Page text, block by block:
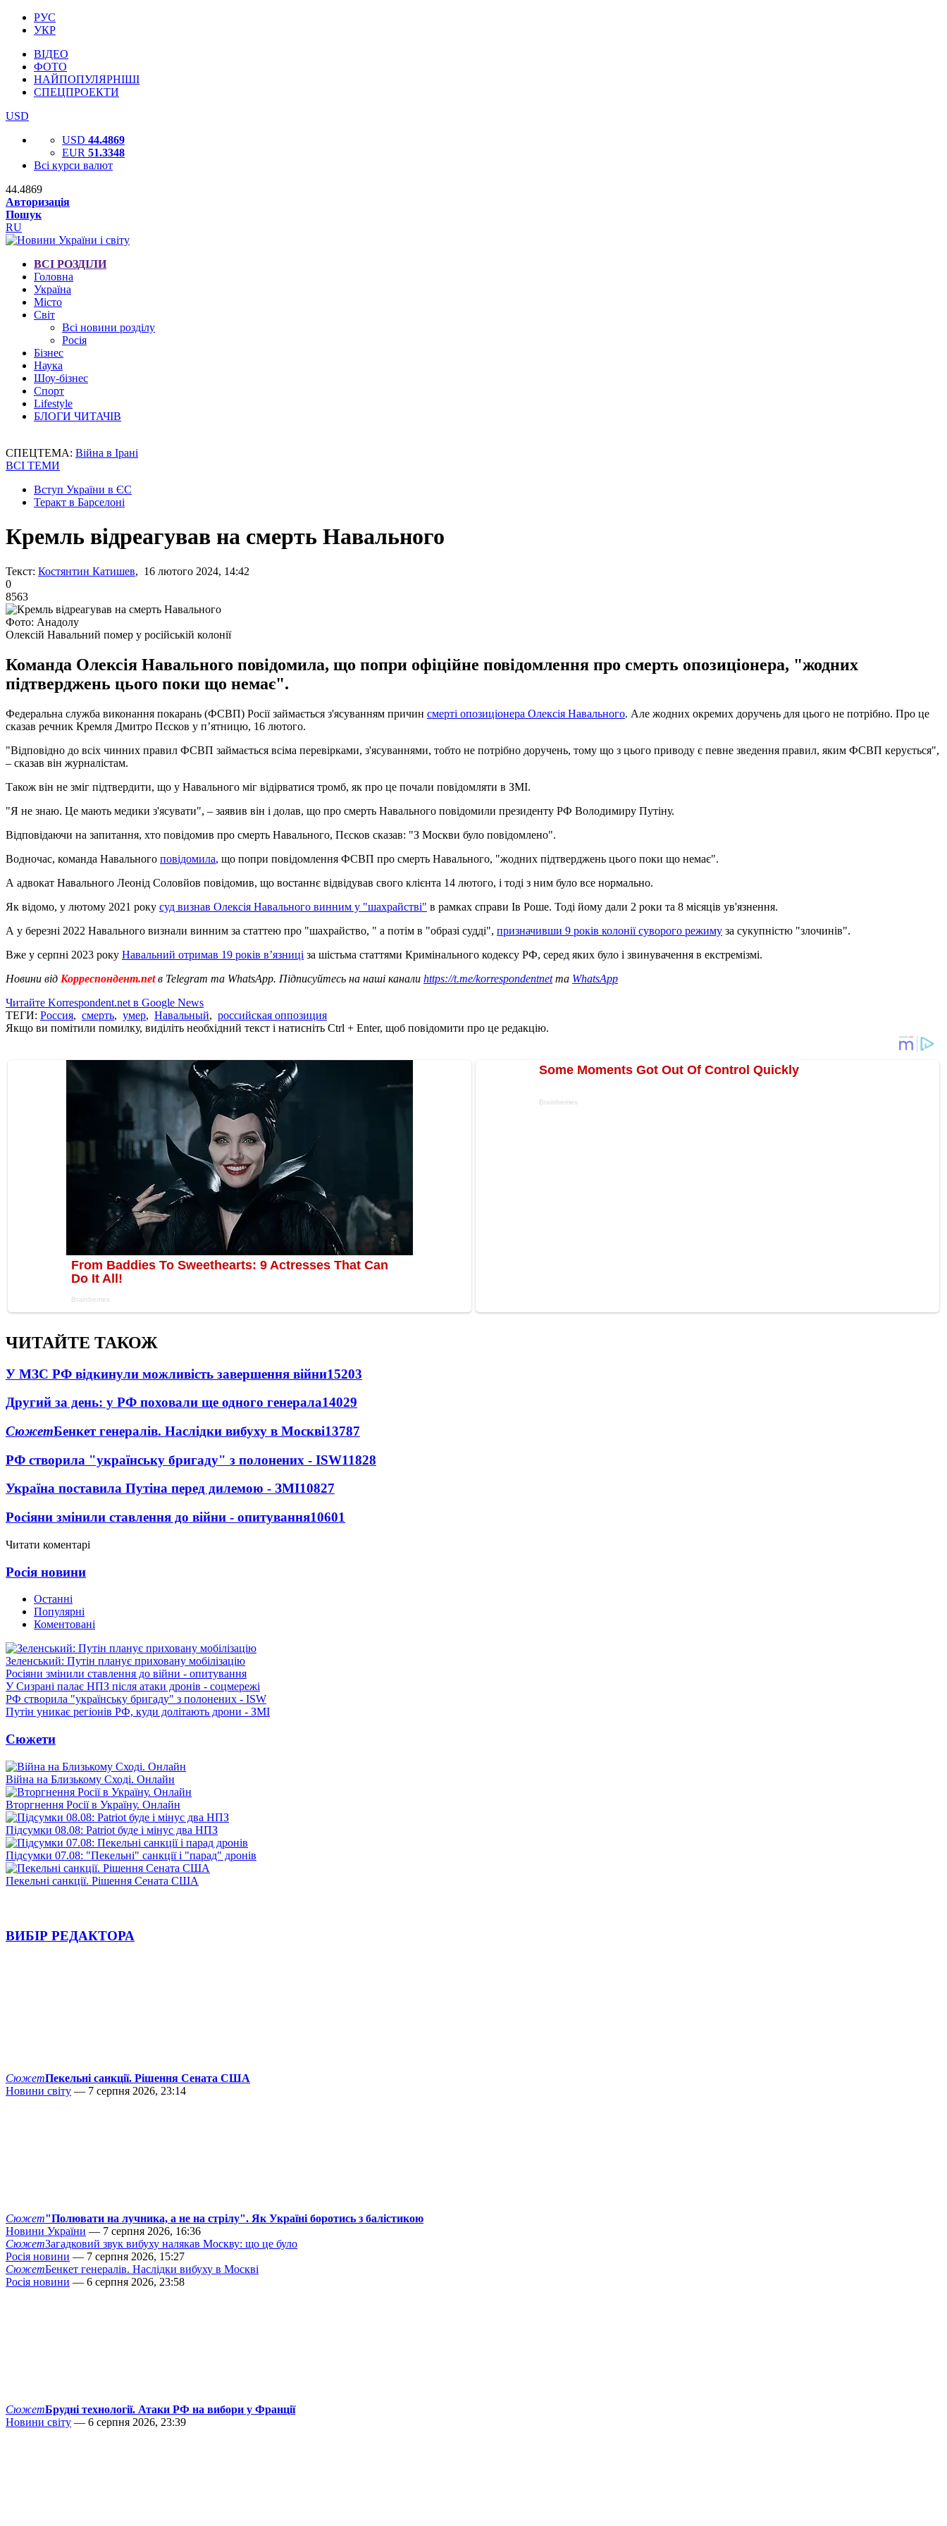
РУС
УКР
ВІДЕО
ФОТО
НАЙПОПУЛЯРНІШІ
СПЕЦПРОЕКТИ
USD
USD 44.4869
EUR 51.3348
Всі курси валют
44.4869
Авторизація
Пошук
RU
ВСІ РОЗДІЛИ
Головна
Україна
Місто
Світ
Всі новини розділу
Росія
Бізнес
Наука
Шоу-бізнес
Спорт
Lifestyle
БЛОГИ ЧИТАЧІВ
СПЕЦТЕМА: Війна в Ірані
ВСІ ТЕМИ
Вступ України в ЄС
Теракт в Барселоні
Кремль відреагував на смерть Навального
Текст: Костянтин Катишев, 16 лютого 2024, 14:42
0
8563
Фото: Анадолу
Олексій Навальний помер у російській колонії
Команда Олексія Навального повідомила, що попри офіційне повідомлення про смерть опозиціонера, "жодних
підтверджень цього поки що немає".
Федеральна служба виконання покарань (ФСВП) Росії займається з'ясуванням причин смерті опозиціонера Олексія Навального. Але жодних окремих доручень для цього не потрібно. Про це
сказав речник Кремля Дмитро Пєсков у п’ятницю, 16 лютого.
"Відповідно до всіх чинних правил ФСВП займається всіма перевірками, з'ясуваннями, тобто не потрібно доручень, тому що з цього приводу є певне зведення правил, яким ФСВП керується",
– сказав він журналістам.
Також він не зміг підтвердити, що у Навального міг відірватися тромб, як про це почали повідомляти в ЗМІ.
"Я не знаю. Це мають медики з'ясувати", – заявив він і долав, що про смерть Навального повідомили президенту РФ Володимиру Путіну.
Відповідаючи на запитання, хто повідомив про смерть Навального, Пєсков сказав: "З Москви було повідомлено".
Водночас, команда Навального повідомила, що попри повідомлення ФСВП про смерть Навального, "жодних підтверджень цього поки що немає".
А адвокат Навального Леонід Соловйов повідомив, що востаннє відвідував свого клієнта 14 лютого, і тоді з ним було все нормально.
Як відомо, у лютому 2021 року суд визнав Олексія Навального винним у "шахрайстві" в рамках справи Ів Роше. Тоді йому дали 2 роки та 8 місяців ув'язнення.
А у березні 2022 Навального визнали винним за статтею про "шахрайство, " а потім в "образі судді", призначивши 9 років колонії суворого режиму за сукупністю "злочинів".
Вже у серпні 2023 року Навальний отримав 19 років в’язниці за шістьма статтями Кримінального кодексу РФ, серед яких було і звинувачення в екстремізмі.
Новини від Корреспондент.netв Telegram та WhatsApp. Підписуйтесь на наші канали https://t.me/korrespondentnetта WhatsApp
Читайте Korrespondent.net в Google News
ТЕГИ: Россия, смерть, умер, Навальный, российская оппозиция
Якщо ви помітили помилку, виділіть необхідний текст і натисніть Ctrl + Enter, щоб повідомити про це редакцію.
ЧИТАЙТЕ ТАКОЖ
У МЗС РФ відкинули можливість завершення війни15203
Другий за день: у РФ поховали ще одного генерала14029
СюжетБенкет генералів. Наслідки вибуху в Москві13787
РФ створила "українську бригаду" з полонених - ISW11828
Україна поставила Путіна перед дилемою - ЗМІ10827
Росіяни змінили ставлення до війни - опитування10601
Читати коментарі
Росія новини
Останні
Популярні
Коментовані
Зеленський: Путін планує приховану мобілізацію
Росіяни змінили ставлення до війни - опитування
У Сизрані палає НПЗ після атаки дронів - соцмережі
РФ створила "українську бригаду" з полонених - ISW
Путін уникає регіонів РФ, куди долітають дрони - ЗМІ
Сюжети
Війна на Близькому Сході. Онлайн
Вторгнення Росії в Україну. Онлайн
Підсумки 08.08: Patriot буде і мінус два НПЗ
Підсумки 07.08: "Пекельні" санкції і "парад" дронів
Пекельні санкції. Рішення Сената США
ВИБІР РЕДАКТОРА
СюжетПекельні санкції. Рішення Сената США
Новини світу — 7 серпня 2026, 23:14
Сюжет"Полювати на лучника, а не на стрілу". Як Україні боротись з балістикою
Новини України — 7 серпня 2026, 16:36
СюжетЗагадковий звук вибуху налякав Москву: що це було
Росія новини — 7 серпня 2026, 15:27
СюжетБенкет генералів. Наслідки вибуху в Москві
Росія новини — 6 серпня 2026, 23:58
СюжетБрудні технології. Атаки РФ на вибори у Франції
Новини світу — 6 серпня 2026, 23:39